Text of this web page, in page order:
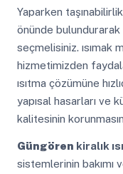
Yaparken
önünde
seçmelisiniz. ısımak
hizmetimizden
ısıtma çözümüne
yapısal hasarları ve
kalitesinin
Güngören kiralık
sistemlerinin bakımı